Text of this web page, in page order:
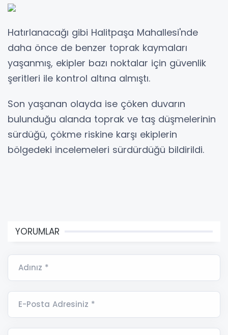
Hatırlanacağı gibi Halitpaşa Mahallesi'nde
daha önce de benzer toprak kaymaları
yaşanmış, ekipler bazı noktalar için güvenlik
şeritleri ile kontrol altına almıştı.
Son yaşanan olayda ise çöken duvarın
bulunduğu alanda toprak ve taş düşmelerinin
sürdüğü, çökme riskine karşı ekiplerin
bölgedeki incelemeleri sürdürdüğü bildirildi.
YORUMLAR
Adınız *
E-Posta Adresiniz *